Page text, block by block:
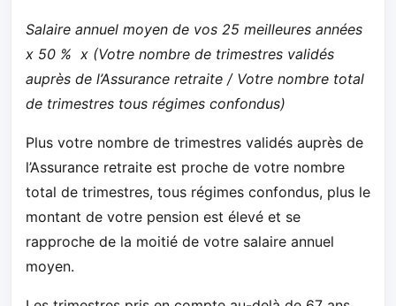
Salaire annuel moyen de vos 25 meilleures années
x 50 % x (Votre nombre de trimestres validés
auprès de l’Assurance retraite / Votre nombre total
de trimestres tous régimes confondus)
Plus votre nombre de trimestres validés auprès de
l’Assurance retraite est proche de votre nombre
total de trimestres, tous régimes confondus, plus le
montant de votre pension est élevé et se
rapproche de la moitié de votre salaire annuel
moyen.